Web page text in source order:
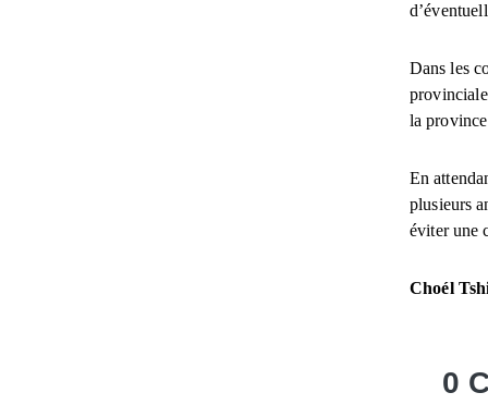
Dans les
la
En
plusieurs
éviter une
Choél
0